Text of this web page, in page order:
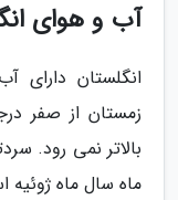
آب و هوای
انگلستان
بالاتر نمی رود.
ماه سال ماه